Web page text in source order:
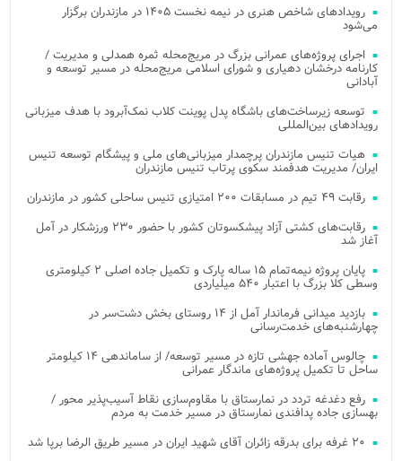
رویدادهای شاخص هنری در نیمه نخست ۱۴۰۵ در مازندران برگزار
می‌شود
اجرای پروژه‌های عمرانی بزرگ در مریج‌محله ثمره همدلی و مدیریت /
کارنامه درخشان دهیاری و شورای اسلامی مریج‌محله در مسیر توسعه و
آبادانی
توسعه زیرساخت‌های باشگاه پدل پوینت کلاب نمک‌آبرود با هدف میزبانی
رویدادهای بین‌المللی
هیات تنیس مازندران پرچمدار میزبانی‌های ملی و پیشگام توسعه تنیس
ایران/ مدیریت هدفمند سکوی پرتاب تنیس مازندران
رقابت ۴۹ تیم در مسابقات ۲۰۰ امتیازی تنیس ساحلی کشور در مازندران
رقابت‌های کشتی آزاد پیشکسوتان کشور با حضور ۲۳۰ ورزشکار در آمل
آغاز شد
پایان پروژه نیمه‌تمام ۱۵ ساله پارک و تکمیل جاده اصلی ۲ کیلومتری
وسطی کلا بزرگ با اعتبار ۵۴۰ میلیاردی
بازدید میدانی فرماندار آمل از ۱۴ روستای بخش دشت‌سر در
چهارشنبه‌های خدمت‌رسانی
چالوس آماده جهشی تازه در مسیر توسعه/ از ساماندهی ۱۴ کیلومتر
ساحل تا تکمیل پروژه‌های ماندگار عمرانی
رفع دغدغه تردد در نمارستاق با مقاوم‌سازی نقاط آسیب‌پذیر محور /
بهسازی جاده پدافندی نمارستاق در مسیر خدمت به مردم
۲۰ غرفه برای بدرقه زائران آقای شهید ایران در مسیر طریق الرضا برپا شد